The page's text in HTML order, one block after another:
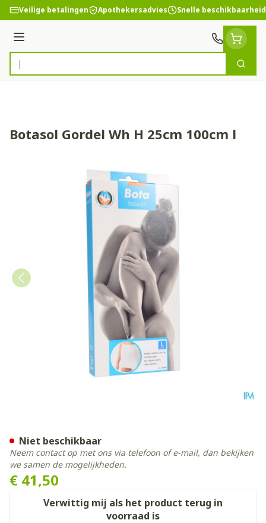
Ga naar de inhoud
Veilige betalingen Apothekersadvies Snelle beschikbaarheid
Menu
Product, merk, categorie...
Zoek
Botasol Gordel Wh H 25cm 100cm l
€ 41,50
Verwittig mij als het product terug in
voorraad is
Niet beschikbaar
Neem contact op met ons via telefoon of e-mail, dan bekijken
we samen de mogelijkheden.